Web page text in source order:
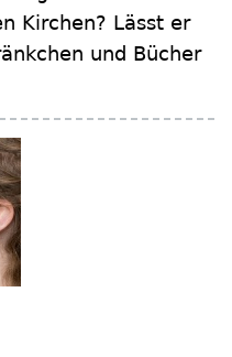
Kirchen? Lässt er
und Bücher